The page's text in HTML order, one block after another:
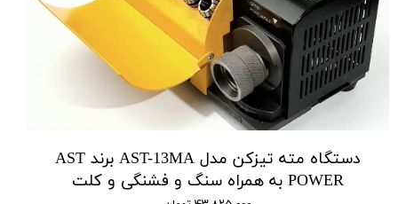
دستگاه مته تیزکن مدل AST-13MA برند AST
POWER به همراه سنگ و فشنگی و کلت